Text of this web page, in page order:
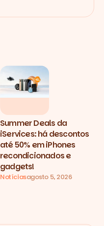
Summer Deals da
iServices: há descontos
até 50% em iPhones
recondicionados e
gadgets!
Notíciasagosto 5, 2026